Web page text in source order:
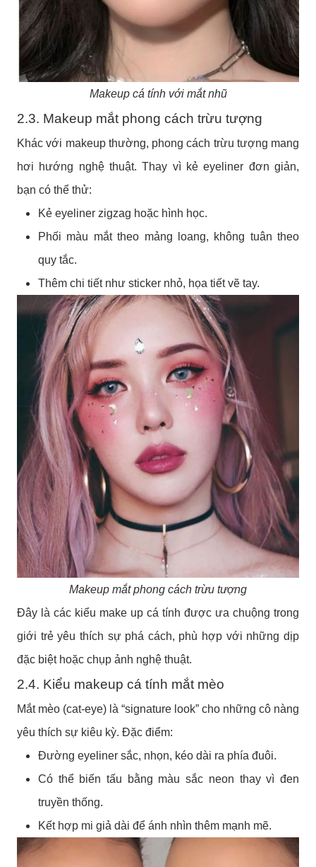
Makeup cá tính với mắt nhũ
2.3. Makeup mắt phong cách trừu tượng
Khác với makeup thường, phong cách trừu tượng mang
hơi hướng nghệ thuật. Thay vì kẻ eyeliner đơn giản,
bạn có thể thử:
Kẻ eyeliner zigzag hoặc hình học.
Phối màu mắt theo mảng loang, không tuân theo
quy tắc.
Thêm chi tiết như sticker nhỏ, họa tiết vẽ tay.
Makeup mắt phong cách trừu tượng
Đây là các kiểu make up cá tính được ưa chuộng trong
giới trẻ yêu thích sự phá cách, phù hợp với những dịp
đặc biệt hoặc chụp ảnh nghệ thuật.
2.4. Kiểu makeup cá tính mắt mèo
Mắt mèo (cat-eye) là “signature look” cho những cô nàng
yêu thích sự kiêu kỳ. Đặc điểm:
Đường eyeliner sắc, nhọn, kéo dài ra phía đuôi.
Có thể biến tấu bằng màu sắc neon thay vì đen
truyền thống.
Kết hợp mi giả dài để ánh nhìn thêm mạnh mẽ.